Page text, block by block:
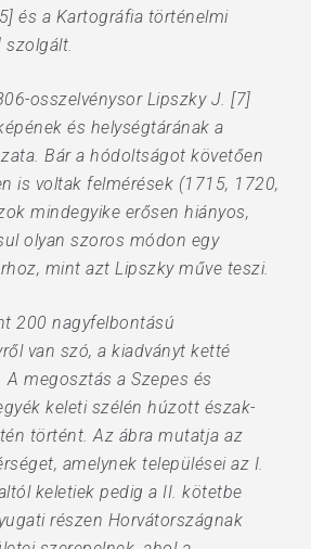
és a Kartográfia történelmi
szolgált.
osszelvénysor Lipszky J. [7]
és helységtárának a
Bár a hódoltságot követően
is voltak felmérések (1715, 1720,
mindegyike erősen hiányos,
olyan szoros módon egy
mint azt Lipszky műve teszi.
200 nagyfelbontású
van szó, a kiadványt ketté
megosztás a Szepes és
keleti szélén húzott észak-
történt. Az ábra mutatja az
amelynek települései az I.
keletiek pedig a II. kötetbe
részen Horvátországnak